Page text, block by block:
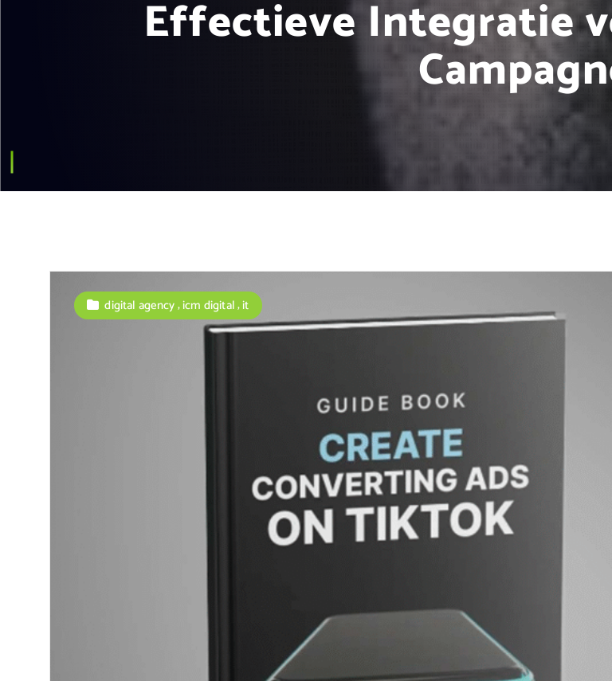
Effectieve Integratie
digital agency,icm digital,it